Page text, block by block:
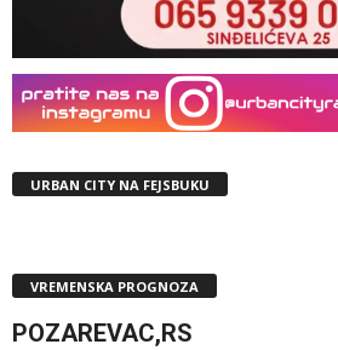
URBAN CITY NA FEJSBUKU
VREMENSKA PROGNOZA
POZAREVAC,RS